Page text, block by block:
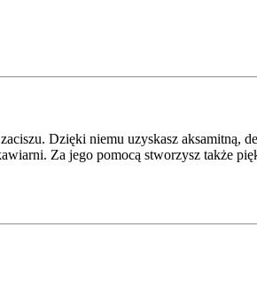
Dzięki niemu uzyskasz aksamitną,
Za jego pomocą stworzysz także